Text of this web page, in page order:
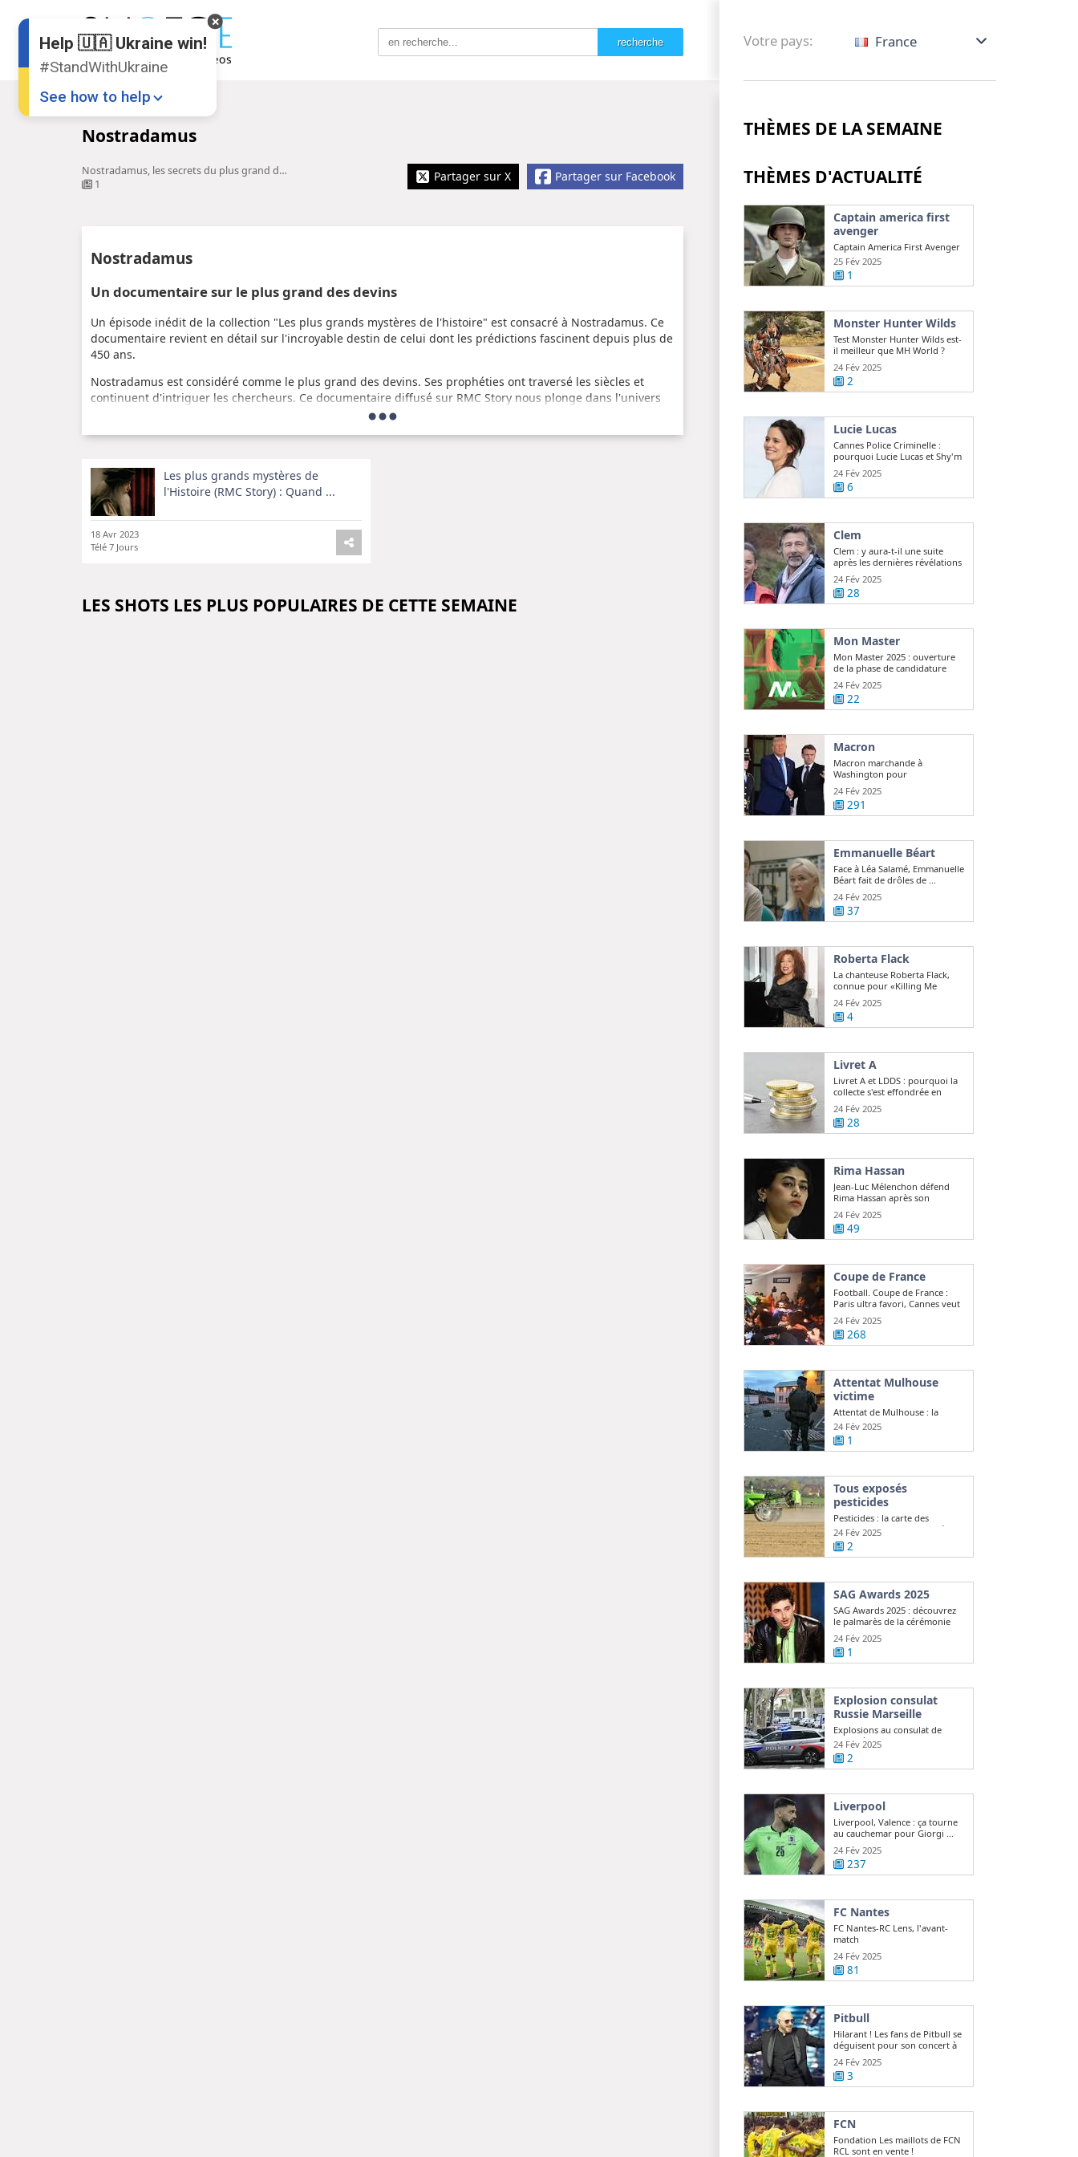
Votre pays: France
Nostradamus
Nostradamus, les secrets du plus grand des devins sur RMC Story
1
Partager sur Facebook
Partager sur X
Nostradamus
Un documentaire sur le plus grand des devins
Un épisode inédit de la collection "Les plus grands mystères de l'histoire" est consacré à Nostradamus. Ce
documentaire revient en détail sur l'incroyable destin de celui dont les prédictions fascinent depuis plus de
450 ans.
Nostradamus est considéré comme le plus grand des devins. Ses prophéties ont traversé les siècles et
continuent d'intriguer les chercheurs. Ce documentaire diffusé sur RMC Story nous plonge dans l'univers
mystérieux de Nostradamus et nous fait découvrir les secrets de ses prédictions.
Nostradamus est un personnage fascinant qui a marqué l'histoire de la divination. Sa vie et ses prédictions
ont inspiré de nombreux ouvrages et films. Ce documentaire nous permet de mieux comprendre qui était
Nostradamus et comment il a réussi à prédire certains événements historiques avec une précision
étonnante.
Les plus grands mystères de
l'Histoire (RMC Story) : Quand ...
18 Avr 2023
Télé 7 Jours
LES SHOTS LES PLUS POPULAIRES DE CETTE SEMAINE
THÈMES DE LA SEMAINE
THÈMES D'ACTUALITÉ
Captain america first
avenger
Captain America First Avenger
: qui joue la version maigre de
Chris ...
25 Fév 2025
1
Monster Hunter Wilds
Test Monster Hunter Wilds est-
il meilleur que MH World ?
24 Fév 2025
2
Lucie Lucas
Cannes Police Criminelle :
pourquoi Lucie Lucas et Shy'm
sont ...
24 Fév 2025
6
Clem
Clem : y aura-t-il une suite
après les dernières révélations
? Lucie ...
24 Fév 2025
28
Mon Master
Mon Master 2025 : ouverture
de la phase de candidature
24 Fév 2025
22
Macron
Macron marchande à
Washington pour
repositionner l'Europe sur le ...
24 Fév 2025
291
Emmanuelle Béart
Face à Léa Salamé, Emmanuelle
Béart fait de drôles de ...
24 Fév 2025
37
Roberta Flack
La chanteuse Roberta Flack,
connue pour «Killing Me
Softly», est ...
24 Fév 2025
4
Livret A
Livret A et LDDS : pourquoi la
collecte s'est effondrée en
janvier ?
24 Fév 2025
28
Rima Hassan
Jean-Luc Mélenchon défend
Rima Hassan après son
expulsion d ...
24 Fév 2025
49
Coupe de France
Football. Coupe de France :
Paris ultra favori, Cannes veut
continuer ...
24 Fév 2025
268
Attentat Mulhouse
victime
Attentat de Mulhouse : la
victime, Lino Sousa Loureiro,
était "quelqu ...
24 Fév 2025
1
Tous exposés
pesticides
Pesticides : la carte des
communes les plus exposées
24 Fév 2025
2
SAG Awards 2025
SAG Awards 2025 : découvrez
le palmarès de la cérémonie
24 Fév 2025
1
Explosion consulat
Russie Marseille
Explosions au consulat de
Russie à Marseille, Moscou
demande ...
24 Fév 2025
2
Liverpool
Liverpool, Valence : ça tourne
au cauchemar pour Giorgi ...
24 Fév 2025
237
FC Nantes
FC Nantes-RC Lens, l'avant-
match
24 Fév 2025
81
Pitbull
Hilarant ! Les fans de Pitbull se
déguisent pour son concert à
Paris
24 Fév 2025
3
FCN
Fondation Les maillots de FCN
RCL sont en vente !
Help 🇺🇦 Ukraine win!
#StandWithUkraine
See how to help